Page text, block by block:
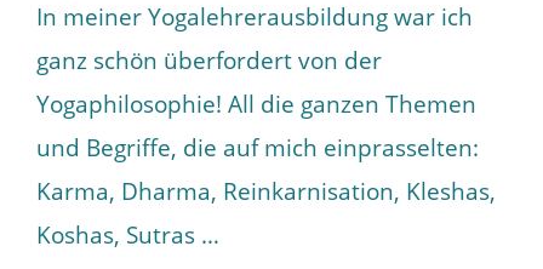
In meiner Yogalehrerausbildung war ich
ganz schön überfordert von der
Yogaphilosophie! All die ganzen Themen
und Begriffe, die auf mich einprasselten:
Karma, Dharma, Reinkarnisation, Kleshas,
Koshas, Sutras …